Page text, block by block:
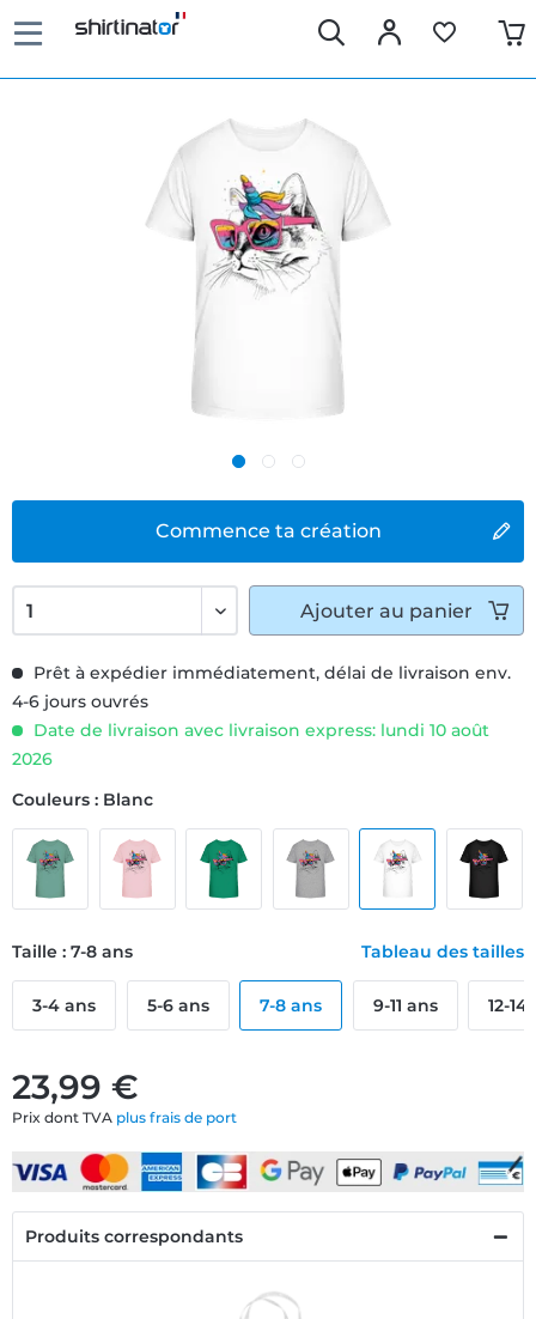
Commence ta création
23,99 €
Prix dont TVA plus frais de port
Prêt à expédier immédiatement, délai de livraison env.
4-6 jours ouvrés
Date de livraison avec livraison express: lundi 10 août
2026
Couleurs : Blanc
Taille : 7-8 ans Tableau des tailles
3-4 ans 5-6 ans 7-8 ans 9-11 ans 12-14
Ajouter au panier
Produits correspondants